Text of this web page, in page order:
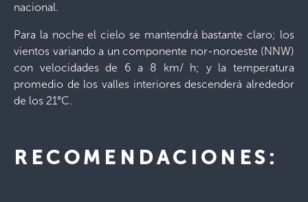
nacional.
Para la noche el cielo se mantendrá bastante claro; los
vientos variando a un componente nor-noroeste (NNW)
con velocidades de 6 a 8 km/ h; y la temperatura
promedio de los valles interiores descenderá alrededor
de los 21°C.
RECOMENDACIONES: